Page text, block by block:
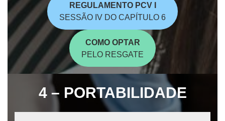
REGULAMENTO PCV I
SESSÃO IV DO CAPÍTULO 6
COMO OPTAR
PELO RESGATE
4 – PORTABILIDADE